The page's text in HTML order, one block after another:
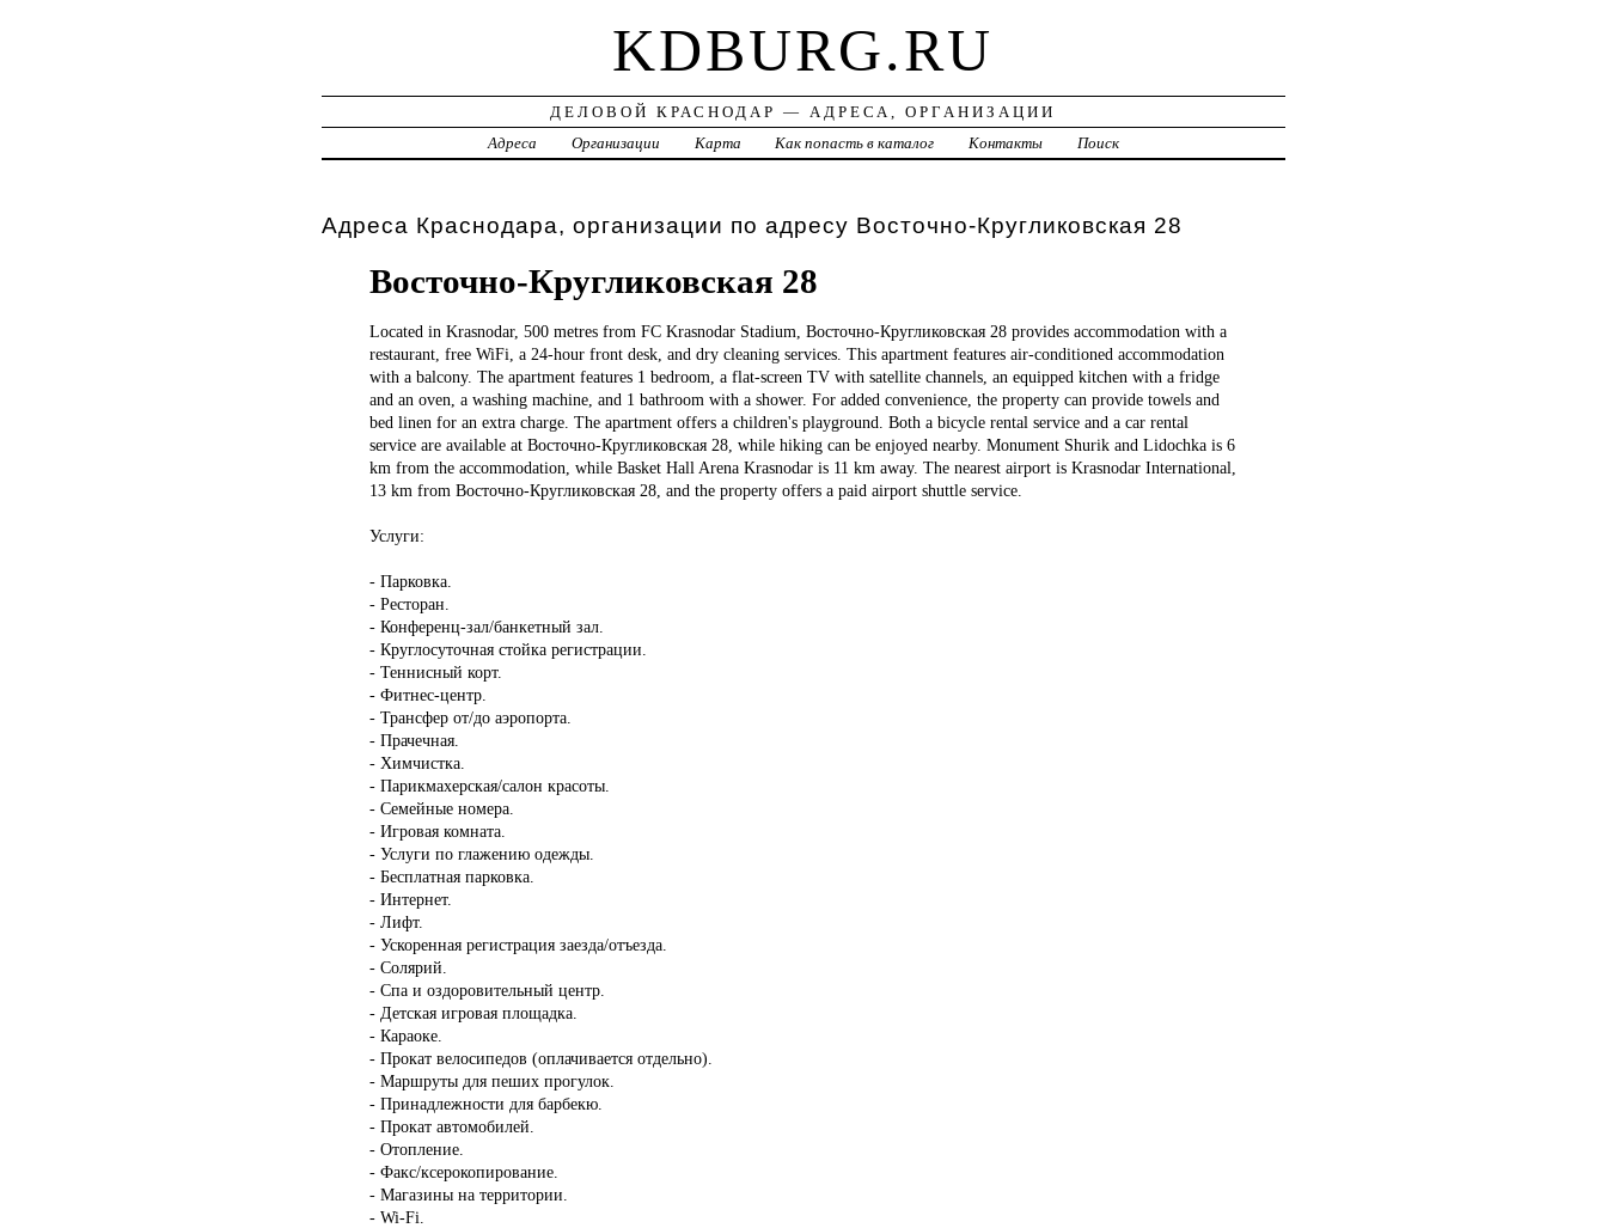
KDBURG.RU
ДЕЛОВОЙ КРАСНОДАР — АДРЕСА, ОРГАНИЗАЦИИ
Адреса
Организации Карта Как попасть в каталог Контакты Поиск
Адреса Краснодара, организации по адресу Восточно-Кругликовская 28
Восточно-Кругликовская 28
Located in Krasnodar, 500 metres from FC Krasnodar Stadium, Восточно-Кругликовская 28 provides accommodation with a
restaurant, free WiFi, a 24-hour front desk, and dry cleaning services. This apartment features air-conditioned accommodation
with a balcony. The apartment features 1 bedroom, a flat-screen TV with satellite channels, an equipped kitchen with a fridge
and an oven, a washing machine, and 1 bathroom with a shower. For added convenience, the property can provide towels and
bed linen for an extra charge. The apartment offers a children's playground. Both a bicycle rental service and a car rental
service are available at Восточно-Кругликовская 28, while hiking can be enjoyed nearby. Monument Shurik and Lidochka is 6
km from the accommodation, while Basket Hall Arena Krasnodar is 11 km away. The nearest airport is Krasnodar International,
13 km from Восточно-Кругликовская 28, and the property offers a paid airport shuttle service.
Услуги:
- Парковка.
- Ресторан.
- Конференц-зал/банкетный зал.
- Круглосуточная стойка регистрации.
- Теннисный корт.
- Фитнес-центр.
- Трансфер от/до аэропорта.
- Прачечная.
- Химчистка.
- Парикмахерская/салон красоты.
- Семейные номера.
- Игровая комната.
- Услуги по глажению одежды.
- Бесплатная парковка.
- Интернет.
- Лифт.
- Ускоренная регистрация заезда/отъезда.
- Солярий.
- Спа и оздоровительный центр.
- Детская игровая площадка.
- Караоке.
- Прокат велосипедов (оплачивается отдельно).
- Маршруты для пеших прогулок.
- Принадлежности для барбекю.
- Прокат автомобилей.
- Отопление.
- Факс/ксерокопирование.
- Магазины на территории.
- Wi-Fi.